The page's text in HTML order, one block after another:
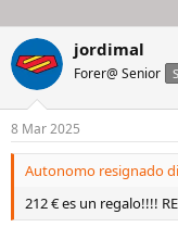
jordimal
Forer@ Senior
8 Mar 2025
Autonomo resignado
212 € es un regalo!!!!